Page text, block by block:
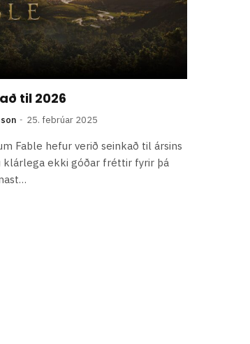
til 2026
25. febrúar 2025
Fable hefur verið seinkað til ársins
klárlega ekki góðar fréttir fyrir þá